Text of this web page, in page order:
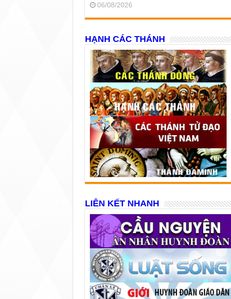
06/08/2026
HẠNH CÁC THÁNH
LIÊN KẾT NHANH